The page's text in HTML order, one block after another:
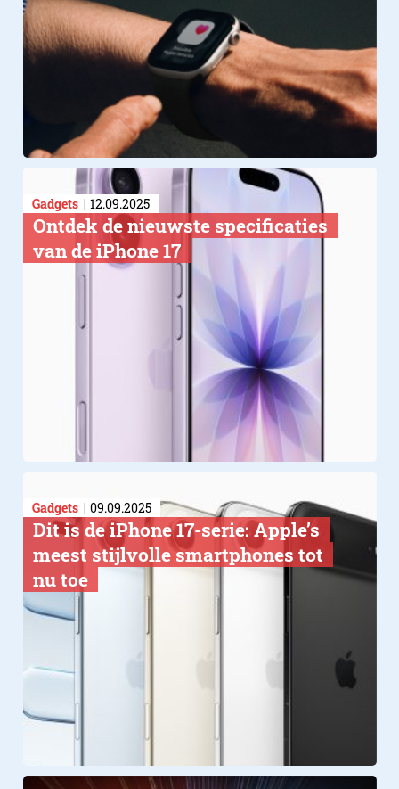
Gadgets 12.09.2025
Ontdek de nieuwste specificaties
van de iPhone 17
Gadgets 09.09.2025
Dit is de iPhone 17-serie: Apple’s
meest stijlvolle smartphones tot
nu toe